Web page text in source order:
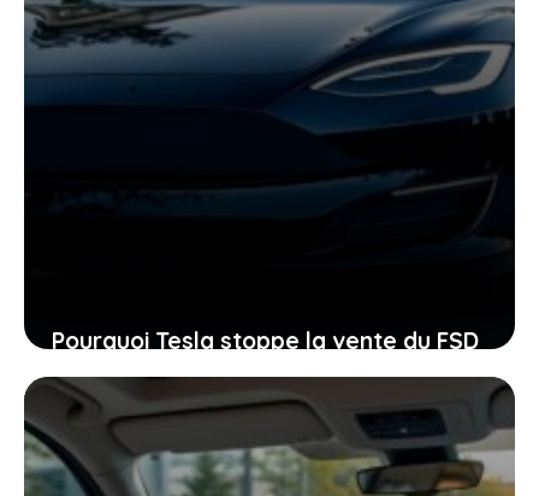
Pourquoi Tesla stoppe la vente du FSD
en Europe et ce que cela implique pour
votre voiture
29 mai 2026